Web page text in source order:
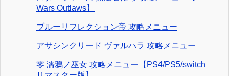
Wars Outlaws】
ブルーリフレクション帝 攻略メニュー
アサシンクリード ヴァルハラ 攻略メニュー
零 濡鴉ノ巫女 攻略メニュー【PS4/PS5/switch